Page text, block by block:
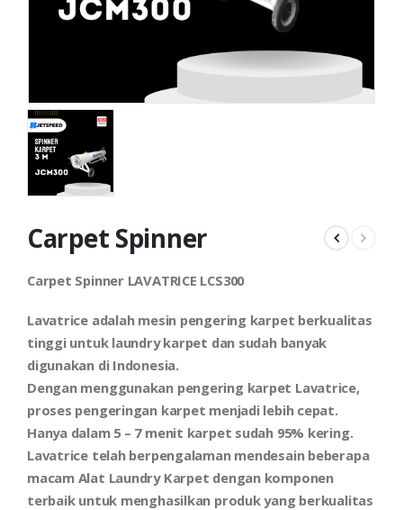
Carpet Spinner
Carpet Spinner LAVATRICE LCS300
Lavatrice adalah mesin pengering karpet berkualitas
tinggi untuk laundry karpet dan sudah banyak
digunakan di Indonesia.
Dengan menggunakan pengering karpet Lavatrice,
proses pengeringan karpet menjadi lebih cepat.
Hanya dalam 5 – 7 menit karpet sudah 95% kering.
Lavatrice telah berpengalaman mendesain beberapa
macam Alat Laundry Karpet dengan komponen
terbaik untuk menghasilkan produk yang berkualitas